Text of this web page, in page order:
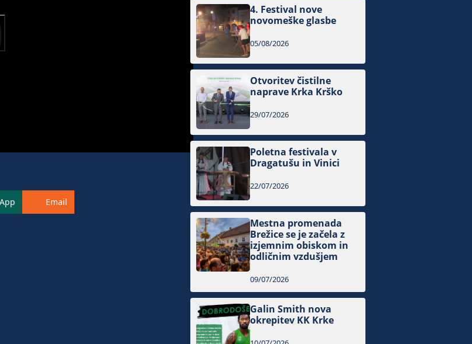
Email
4. Festival nove
novomeške glasbe
05/08/2026
Otvoritev čistilne
naprave Krka Krško
29/07/2026
Poletna festivala v
Dragatušu in Vinici
22/07/2026
Mestna promenada
Brežice se je začela z
izjemnim obiskom in
odličnim vzdušjem
09/07/2026
Galin Smith nova
okrepitev KK Krke